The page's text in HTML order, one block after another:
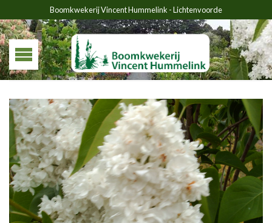
Boomkwekerij Vincent Hummelink - Lichtenvoorde